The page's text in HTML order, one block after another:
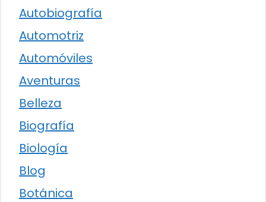
Autobiografía
Automotriz
Automóviles
Aventuras
Belleza
Biografía
Biología
Blog
Botánica